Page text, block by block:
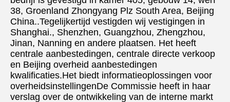
38, Groenland Zhongyang Plz South Area, Beijing
China..Tegelijkertijd vestigden wij vestigingen in
Shanghai., Shenzhen, Guangzhou, Zhengzhou,
Jinan, Nanning en andere plaatsen. Het heeft
centrale aanbestedingen, centrale directe verkoop
en Beijing overheid aanbestedingen
kwalificaties.Het biedt informatieoplossingen voor
overheidsinstellingenDe Commissie heeft in haar
verslag over de ontwikkeling van de interne markt